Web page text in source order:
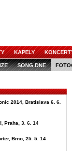
KAPELY
SONG DNE
2014, Bratislava 6. 6.
Praha, 3. 6. 14
Brno, 25. 5. 14